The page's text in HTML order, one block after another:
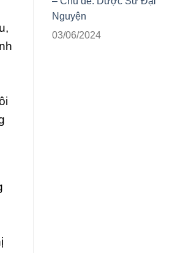
Nguyện
03/06/2024